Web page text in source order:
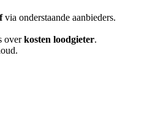
via onderstaande aanbieders.
overkosten loodgieter.